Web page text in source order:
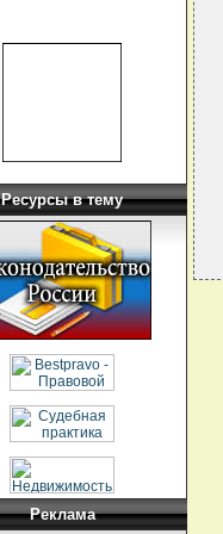
Ресурсы в тему
Реклама